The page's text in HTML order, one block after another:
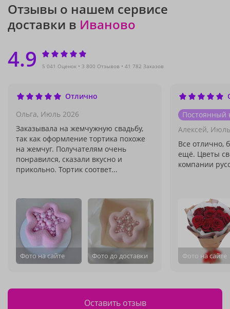
Отзывы о нашем сервисе
доставки в Иваново
4.9 5 041 Оценок 3 800 Отзывов 41 782 Заказов
Отлично
Ольга, Июль 2026
Заказывала на жемчужную свадьбу,
так как оформление тортика похоже
на жемчуг. Получателям очень
понравился, сказали вкусно и
прикольно. Тортик соответ...
Фото на сайте Фото до доставки
Постоянный
Алексей,
Все отлично,
ещё. Цветы
компании
Фото на сайте
Оставить отзыв